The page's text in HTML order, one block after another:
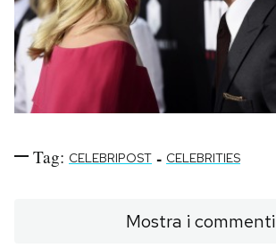
Tag: CELEBRIPOST - CELEBRITIES
Mostra i commenti